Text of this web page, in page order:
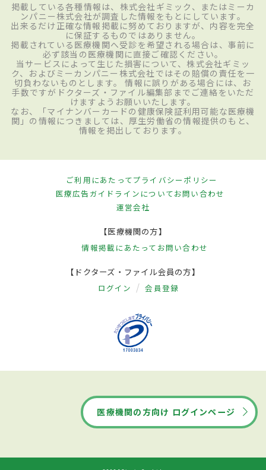
掲載している各種情報は、株式会社ギミック、またはミーカ
ンパニー株式会社が調査した情報をもとにしています。
出来るだけ正確な情報掲載に努めておりますが、内容を完全
に保証するものではありません。
掲載されている医療機関へ受診を希望される場合は、事前に
必ず該当の医療機関に直接ご確認ください。
当サービスによって生じた損害について、株式会社ギミッ
ク、およびミーカンパニー株式会社ではその賠償の責任を一
切負わないものとします。 情報に誤りがある場合には、お
手数ですがドクターズ・ファイル編集部までご連絡をいただ
けますようお願いいたします。
なお、「マイナンバーカードの健康保険証利用可能な医療機
関」の情報につきましては、厚生労働省の情報提供のもと、
情報を掲出しております。
ご利用にあたってプライバシーポリシー
医療広告ガイドラインについてお問い合わせ
運営会社
【医療機関の方】
情報掲載にあたって お問い合わせ
【ドクターズ・ファイル会員の方】
ログイン 会員登録
医療機関の方向け ログインページ